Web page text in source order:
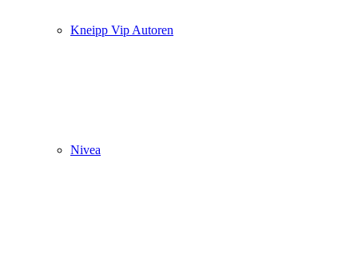
Kneipp Vip Autoren
Nivea